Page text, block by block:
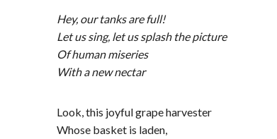
Hey, our tanks are full!
Let us sing, let us splash the picture
Of human miseries
With a new nectar
Look, this joyful grape harvester
Whose basket is laden,